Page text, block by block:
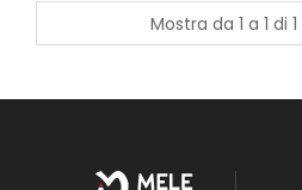
Mostra da 1 a 1 di